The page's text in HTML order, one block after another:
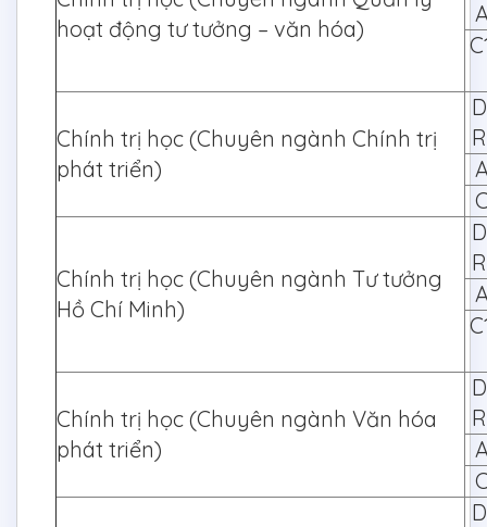
hoạt động tư tưởng – văn hóa)
Chính trị học (Chuyên ngành Chính trị
phát triển)
Chính trị học (Chuyên ngành Tư tưởng
Hồ Chí Minh)
Chính trị học (Chuyên ngành Văn hóa
phát triển)